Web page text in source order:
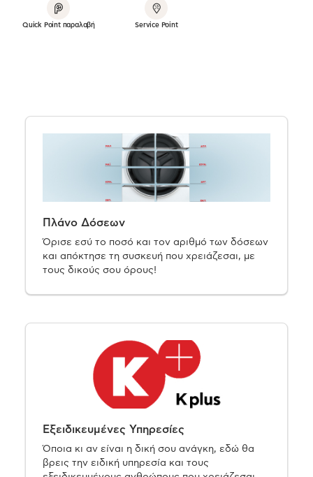
Quick Point παραλαβή Service Point
Πλάνο Δόσεων
Όρισε εσύ το ποσό και τον αριθμό των δόσεων
και απόκτησε τη συσκευή που χρειάζεσαι, με
τους δικούς σου όρους!
Εξειδικευμένες Υπηρεσίες
Όποια κι αν είναι η δική σου ανάγκη, εδώ θα
βρεις την ειδική υπηρεσία και τους